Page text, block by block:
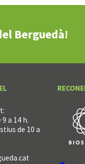
Berguedà!
a 14 h.
de 10 a